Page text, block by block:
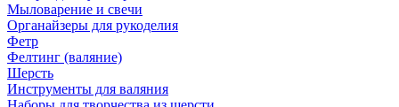
Мыловарение и свечи
Органайзеры для рукоделия
Фетр
Фелтинг (валяние)
Шерсть
Инструменты для валяния